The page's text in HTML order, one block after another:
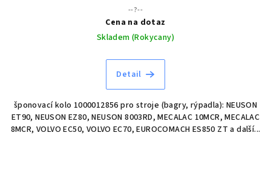
--?--
Cena na dotaz
Skladem (Rokycany)
Detail
šponovací kolo 1000012856 pro stroje (bagry, rýpadla): NEUSON
ET90, NEUSON EZ80, NEUSON 8003RD, MECALAC 10MCR, MECALAC
8MCR, VOLVO EC50, VOLVO EC70, EUROCOMACH ES850 ZT a další...